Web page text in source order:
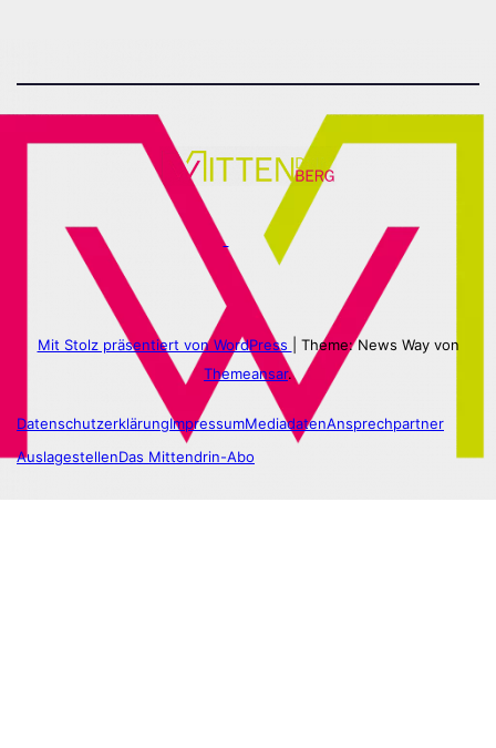
Mit Stolz präsentiert von WordPress
Theme: News Way von
Themeansar.
DatenschutzerklärungImpressumMediadatenAnsprechpartner
AuslagestellenDas Mittendrin-Abo